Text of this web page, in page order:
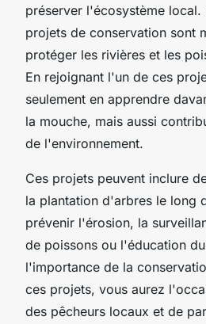
préserver l'écosystème local.
projets de conservation sont
protéger les rivières et les
En rejoignant l'un de ces
seulement en apprendre
la mouche, mais aussi
de l'environnement.
Ces projets peuvent inclure
la plantation d'arbres le long
prévenir l'érosion, la
de poissons ou l'éducation
l'importance de la
ces projets, vous aurez
des pêcheurs locaux et de